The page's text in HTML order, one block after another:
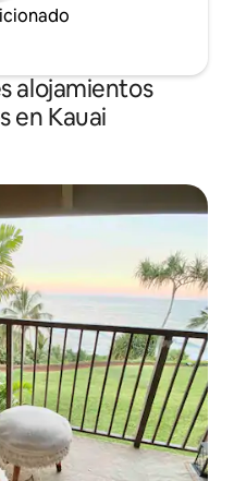
alojamientos
en Kauai
huéspedes